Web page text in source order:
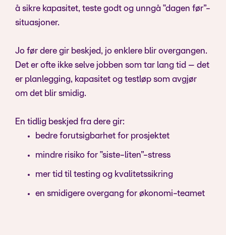
å sikre kapasitet, teste godt og unngå “dagen før”-
situasjoner.
Jo før dere gir beskjed, jo enklere blir overgangen.
Det er ofte ikke selve jobben som tar lang tid – det
er planlegging, kapasitet og testløp som avgjør
om det blir smidig.
En tidlig beskjed fra dere gir:
bedre forutsigbarhet for prosjektet
mindre risiko for “siste-liten”-stress
mer tid til testing og kvalitetssikring
en smidigere overgang for økonomi-teamet